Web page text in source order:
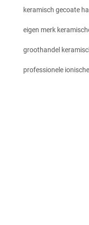
keramisch gecoate
eigen merk
groothandel
professionele